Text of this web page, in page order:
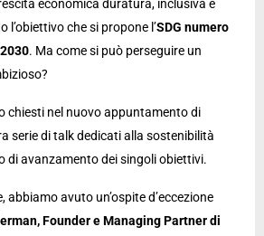
economica duratura, inclusiva e
l’obiettivo che si propone l’SDG numero
. Ma come si può perseguire un
chiesti nel nuovo appuntamento di
serie di talk dedicati alla sostenibilità
di avanzamento dei singoli obiettivi.
abbiamo avuto un’ospite d’eccezione
Founder e Managing Partner di